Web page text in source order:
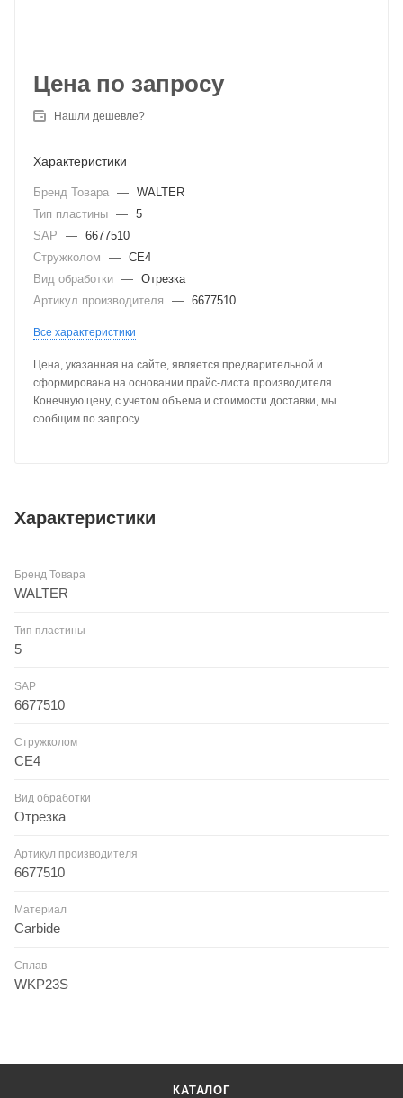
Цена по запросу
Нашли дешевле?
Характеристики
Бренд Товара — WALTER
Тип пластины — 5
SAP
— 6677510
Стружколом
— CE4
Вид обработки — Отрезка
Артикул производителя
— 6677510
Все характеристики
Цена, указанная на сайте, является предварительной и
сформирована на основании прайс-листа производителя.
Конечную цену, с учетом объема и стоимости доставки, мы
сообщим по запросу.
Характеристики
Бренд Товара
WALTER
Тип пластины
5
SAP
6677510
Стружколом
CE4
Вид обработки
Отрезка
Артикул производителя
6677510
Материал
Carbide
Сплав
WKP23S
КАТАЛОГ